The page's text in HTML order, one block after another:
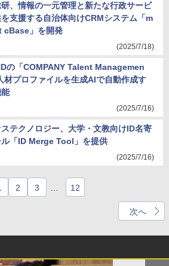
、情報の一元管理と新たな行政サービ
を支援する自治体向けCRMシステム「m
cBase」を開発
(2025/7/18)
の「COMPANY Talent Managemen
材プロファイルを生成AIで自動作成す
(2025/7/16)
テクノロジー、大学・文教向けID名寄
「ID Merge Tool」を提供
(2025/7/16)
2 3 12
次へ